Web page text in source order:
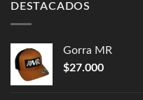
DESTACADOS
Gorra MR
$27.000